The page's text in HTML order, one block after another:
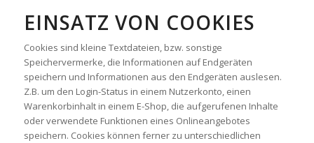
EINSATZ VON COOKIES
Cookies sind kleine Textdateien, bzw. sonstige
Speichervermerke, die Informationen auf Endgeräten
speichern und Informationen aus den Endgeräten auslesen.
Z.B. um den Login-Status in einem Nutzerkonto, einen
Warenkorbinhalt in einem E-Shop, die aufgerufenen Inhalte
oder verwendete Funktionen eines Onlineangebotes
speichern. Cookies können ferner zu unterschiedlichen